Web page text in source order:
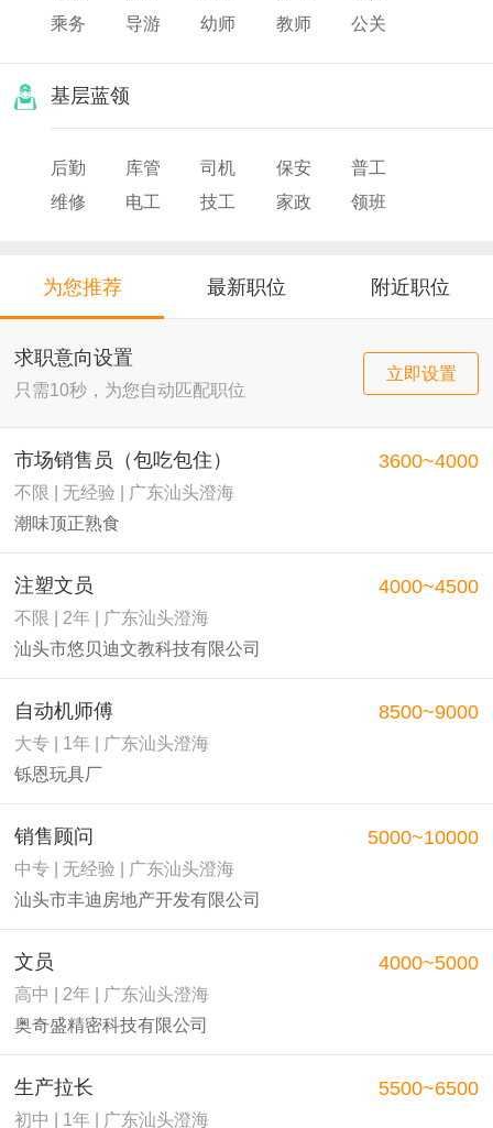
乘务
导游 幼师 教师
公关
基层蓝领
后勤 库管 司机 保安
普工
维修
电工 技工 家政
领班
为您推荐 最新职位 附近职位
求职意向设置
只需10秒，为您自动匹配职位
立即设置
市场销售员（包吃包住）
不限 | 无经验 | 广东汕头澄海
潮味顶正熟食
3600~4000
注塑文员
不限 | 2年 | 广东汕头澄海
汕头市悠贝迪文教科技有限公司
4000~4500
自动机师傅
大专 | 1年 | 广东汕头澄海
铄恩玩具厂
8500~9000
销售顾问
中专 | 无经验 | 广东汕头澄海
汕头市丰迪房地产开发有限公司
5000~10000
文员
高中 | 2年 | 广东汕头澄海
奥奇盛精密科技有限公司
4000~5000
生产拉长
初中 | 1年 | 广东汕头澄海
5500~6500